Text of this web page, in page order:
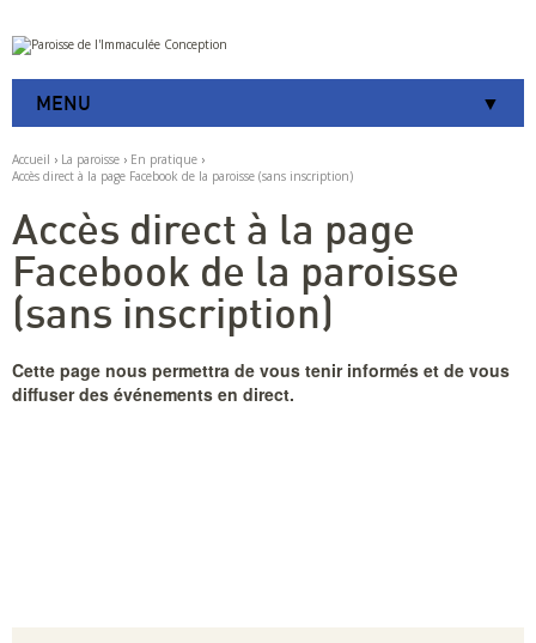
Aller
au
contenu.
à
navigation
Outils
personnels
MENU
Accueil › La paroisse › En pratique ›
Accès direct à la page Facebook de la paroisse (sans inscription)
Accès direct à la page
Facebook de la paroisse
(sans inscription)
Cette page nous permettra de vous tenir informés et de vous
diffuser des événements en direct.